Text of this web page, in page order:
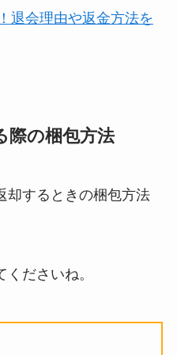
退会理由や返金方法を
際の梱包方法
却するときの梱包方法
ださいね。